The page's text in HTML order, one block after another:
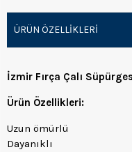
ÜRÜN ÖZELLIKLERI
İzmir Fırça Çalı
Ürün Özellikleri:
Uzun ömürlü
Dayanıklı